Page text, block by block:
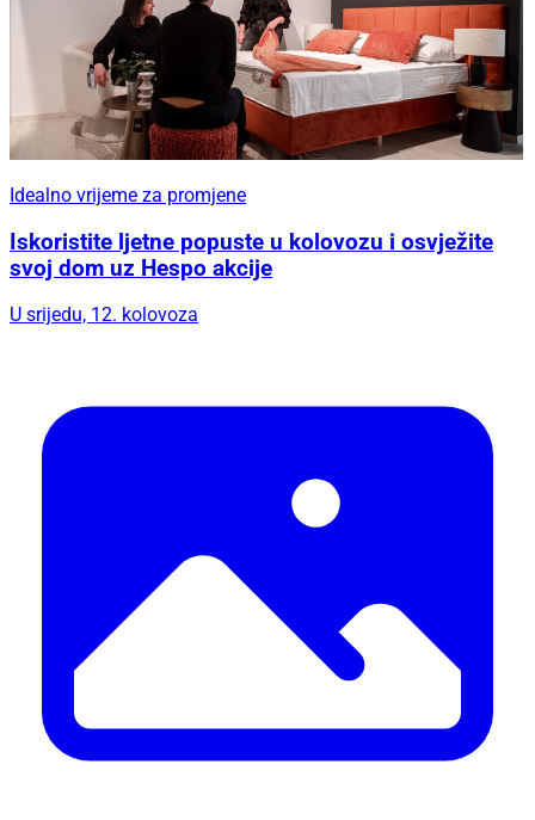
Idealno vrijeme za promjene
Iskoristite ljetne popuste u kolovozu i osvježite
svoj dom uz Hespo akcije
U srijedu, 12. kolovoza